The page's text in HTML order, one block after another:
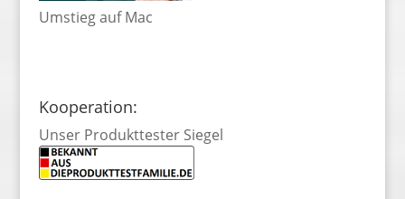
Umstieg auf Mac
Kooperation:
Unser Produkttester Siegel